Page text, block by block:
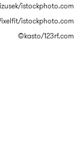
istockphoto.com
istockphoto.com
©kasto/123rf.com